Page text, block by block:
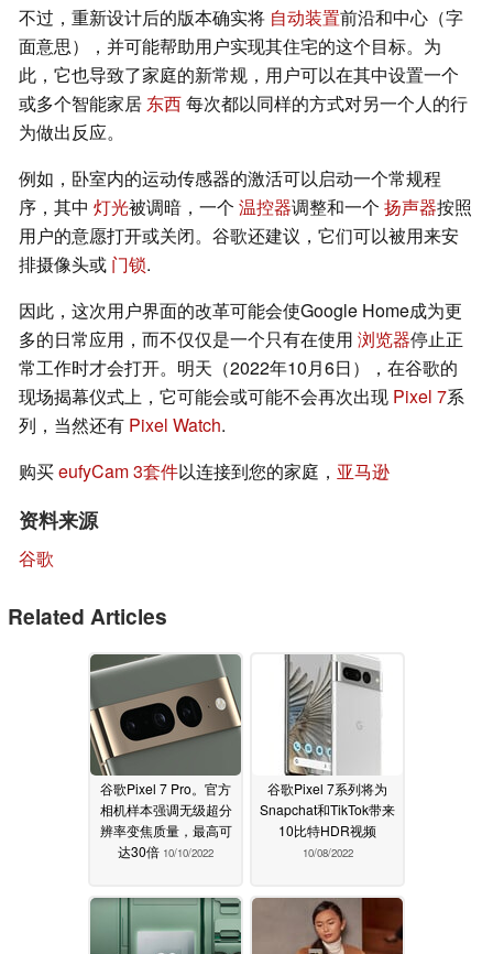
不过，重新设计后的版本确实将 自动装置前沿和中心（字
面意思），并可能帮助用户实现其住宅的这个目标。为
此，它也导致了家庭的新常规，用户可以在其中设置一个
或多个智能家居 东西每次都以同样的方式对另一个人的行
为做出反应。
例如，卧室内的运动传感器的激活可以启动一个常规程
序，其中 灯光被调暗，一个 温控器调整和一个 扬声器按照
用户的意愿打开或关闭。谷歌还建议，它们可以被用来安
排摄像头或 门锁.
因此，这次用户界面的改革可能会使Google Home成为更
多的日常应用，而不仅仅是一个只有在使用 浏览器停止正
常工作时才会打开。明天（2022年10月6日），在谷歌的
现场揭幕仪式上，它可能会或可能不会再次出现 Pixel 7系
列，当然还有 Pixel Watch.
购买eufyCam 3套件以连接到您的家庭， 亚马逊
资料来源
谷歌
Related Articles
谷歌Pixel 7 Pro。官方
相机样本强调无级超分
辨率变焦质量，最高可
达30倍 10/10/2022
谷歌Pixel 7系列将为
Snapchat和TikTok带来
10比特HDR视频
10/08/2022